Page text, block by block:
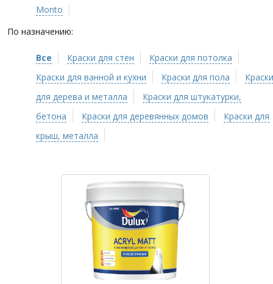
Monto
По назначению:
Все Краски для стен
Краски для потолка
Краски для ванной и кухни
Краски для пола
Краски
для дерева и металла
Краски для штукатурки,
бетона
Краски для деревянных домов
Краски для
крыш, металла